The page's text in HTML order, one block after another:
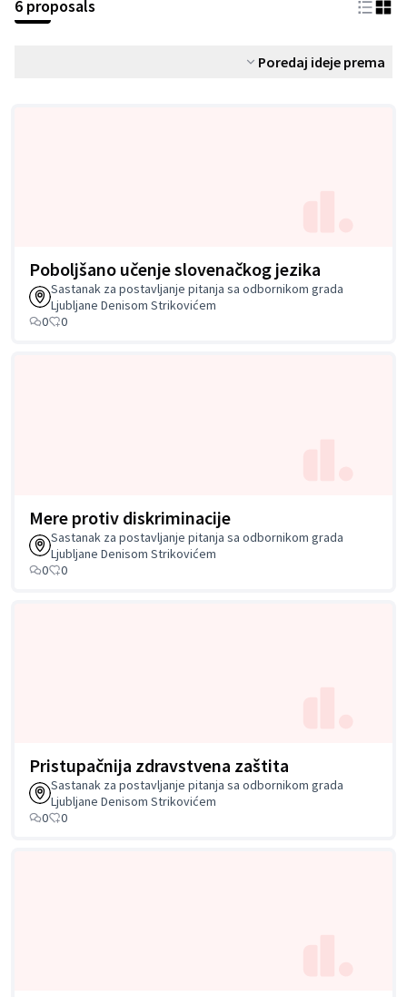
6 proposals
Poredaj ideje prema
Poboljšano učenje slovenačkog jezika
Sastanak za postavljanje pitanja sa odbornikom grada
Ljubljane Denisom Strikovićem
0
0
Mere protiv diskriminacije
Sastanak za postavljanje pitanja sa odbornikom grada
Ljubljane Denisom Strikovićem
0
0
Pristupačnija zdravstvena zaštita
Sastanak za postavljanje pitanja sa odbornikom grada
Ljubljane Denisom Strikovićem
0
0